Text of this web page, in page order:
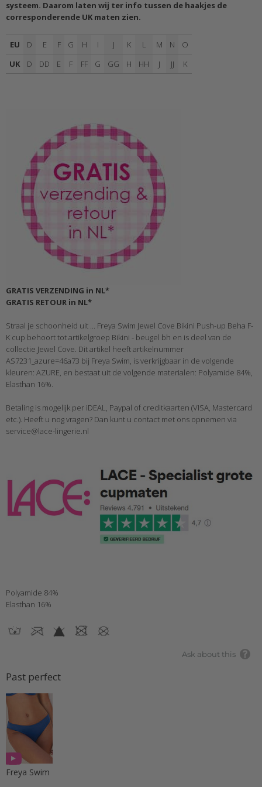
systeem. Daarom laten wij ter info tussen de haakjes de
corresponderende UK maten zien.
EU D E F G H I J K L M N
O
UK
D DD E F FF G GG H HH J JJ K
GRATIS VERZENDING in NL*
GRATIS RETOUR in NL*
Straal je schoonheid uit ... Freya Swim Jewel Cove Bikini Push-up Beha F-
K cup behoort tot artikelgroep Bikini - beugel bh en is deel van de
collectie Jewel Cove. Dit artikel heeft artikelnummer
AS7231_azure=46a73 bij Freya Swim, is verkrijgbaar in de volgende
kleuren: AZURE, en bestaat uit de volgende materialen: Polyamide 84%,
Elasthan 16%.
Betaling is mogelijk per iDEAL, Paypal of creditkaarten (VISA, Mastercard
etc.). Heeft u nog vragen? Dan kunt u contact met ons opnemen via
service@lace-lingerie.nl
Polyamide 84%
Elasthan 16%
Ask about this
Past perfect
Freya Swim